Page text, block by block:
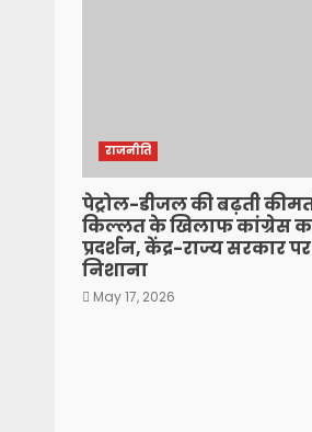
राजनीति
पेट्रोल-डीजल की बढ़ती
किल्लत के खिलाफ कांग्रेस
प्रदर्शन, केंद्र-राज्य सरकार
निशाना
May 17, 2026